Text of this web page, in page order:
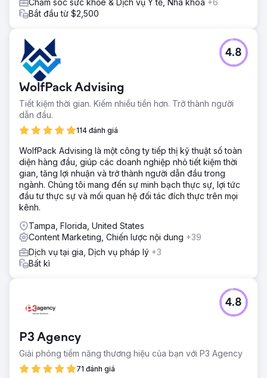
Bắt đầu từ $2,500
WolfPack Advising
Tiết kiệm thời gian. Kiếm nhiều tiền hơn. Trở thành người
dẫn đầu.
114 đánh giá
4.8
WolfPack Advising là một công ty tiếp thị kỹ thuật số toàn
diện hàng đầu, giúp các doanh nghiệp nhỏ tiết kiệm thời
gian, tăng lợi nhuận và trở thành người dẫn đầu trong
ngành. Chúng tôi mang đến sự minh bạch thực sự, lợi tức
đầu tư thực sự và mối quan hệ đối tác đích thực trên mọi
kênh.
Tampa, Florida, United States
Content Marketing, Chiến lược nội dung +39
Dịch vụ tại gia, Dịch vụ pháp lý +3
Bất kì
P3 Agency
Giải phóng tiềm năng thương hiệu của bạn với P3 Agency
71 đánh giá
4.8